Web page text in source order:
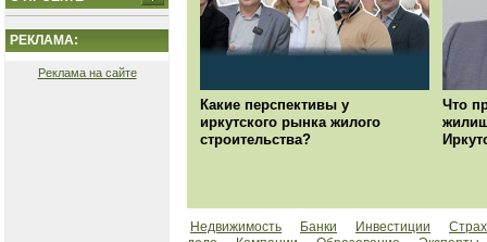
РЕКЛАМА:
Реклама на сайте
Какие перспективы у
иркутского рынка жилого
строительства?
Что
Недвижимость Банки Инвестиции